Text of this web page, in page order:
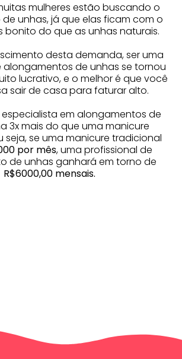
mulheres estão buscando o
unhas, já que elas ficam com o
bonito do que as unhas naturais.
desta demanda, ser uma
alongamentos de unhas se tornou
lucrativo, e o melhor é que você
sair de casa para faturar alto.
especialista em alongamentos de
3x mais do que uma manicure
seja, se uma manicure tradicional
por mês, uma profissional de
de unhas ganhará em torno de
R$6000,00 mensais.